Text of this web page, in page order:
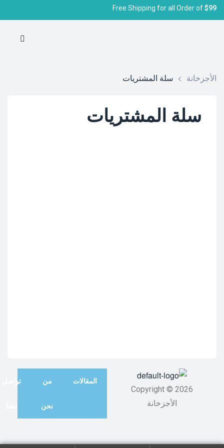
Free Shipping for all Order of$99
الأجزخانة > سلة المشتريات
سلة المشتريات
Copyright © 2026
الأجزخانة
المقالات من
نحن
تواصل